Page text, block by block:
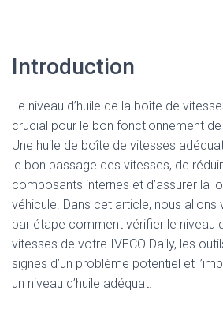
Introduction
Le niveau d’huile de la boîte de
crucial pour le bon fonctionnement de
Une huile de boîte de vitesses
le bon passage des vitesses, de
composants internes et d’assurer la
véhicule. Dans cet article, nous allons
par étape comment vérifier le niveau
vitesses de votre IVECO Daily, les
signes d’un problème potentiel et
un niveau d’huile adéquat.